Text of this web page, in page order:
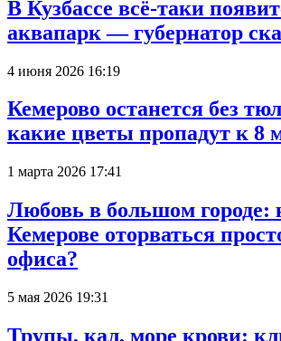
В Кузбассе всё-таки
аквапарк — губернатор
4 июня 2026 16:19
Кемерово останется без
какие цветы пропадут к 8
1 марта 2026 17:41
Любовь в большом городе:
Кемерове оторваться
офиса?
5 мая 2026 19:31
Трупы, кал, море крови: